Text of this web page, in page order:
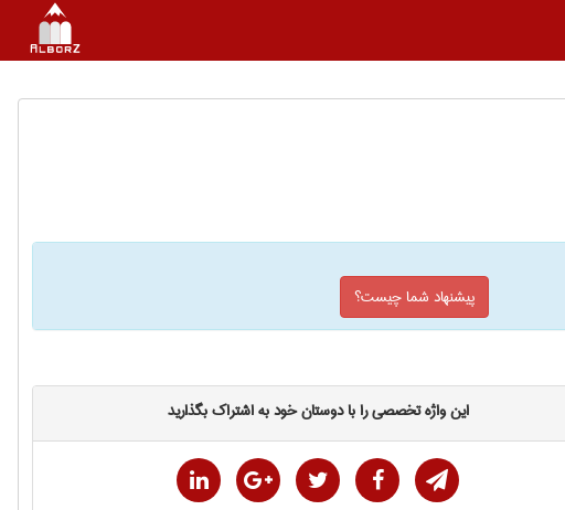
پیشنهاد شما چیست؟
این واژه تخصصی را با دوستان خود به اشتراک بگذارید